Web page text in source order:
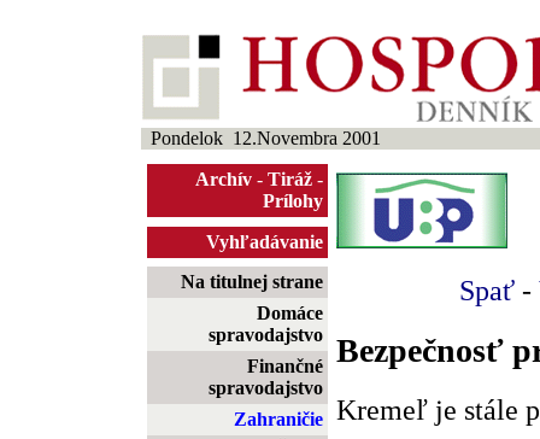
Pondelok 12.Novembra 2001
Archív - Tiráž -
Prílohy
Vyhľadávanie
Na titulnej strane
Domáce
spravodajstvo
Finančné
spravodajstvo
Zahraničie
Spať -
Bezpečnosť
Kremeľ je stále